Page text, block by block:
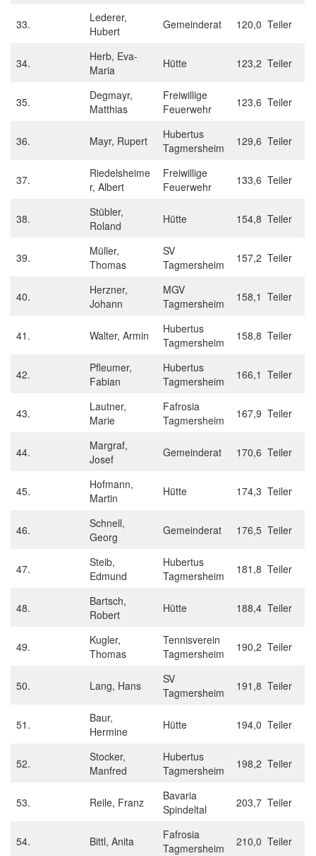
33.
Lederer,
Hubert
Gemeinderat 120,0 Teiler
34.
Herb, Eva-
Maria
Hütte 123,2 Teiler
35.
Degmayr,
Matthias
Freiwillige
Feuerwehr
123,6 Teiler
36. Mayr, Rupert
Hubertus
Tagmersheim
129,6 Teiler
37.
Riedelsheime
r, Albert
Freiwillige
Feuerwehr
133,6 Teiler
38.
Stübler,
Roland
Hütte 154,8 Teiler
39.
Müller,
Thomas
SV
Tagmersheim
157,2 Teiler
40.
Herzner,
Johann
MGV
Tagmersheim
158,1 Teiler
41. Walter, Armin
Hubertus
Tagmersheim
158,8 Teiler
42.
Pfleumer,
Fabian
Hubertus
Tagmersheim
166,1 Teiler
43.
Lautner,
Marie
Fafrosia
Tagmersheim
167,9 Teiler
44.
Margraf,
Josef
Gemeinderat 170,6 Teiler
45.
Hofmann,
Martin
Hütte 174,3 Teiler
46.
Schnell,
Georg
Gemeinderat 176,5 Teiler
47.
Steib,
Edmund
Hubertus
Tagmersheim
181,8 Teiler
48.
Bartsch,
Robert
Hütte 188,4 Teiler
49.
Kugler,
Thomas
Tennisverein
Tagmersheim
190,2 Teiler
50. Lang, Hans
SV
Tagmersheim
191,8 Teiler
51.
Baur,
Hermine
Hütte 194,0 Teiler
52.
Stocker,
Manfred
Hubertus
Tagmersheim
198,2 Teiler
53. Reile, Franz
Bavaria
Spindeltal
203,7 Teiler
54. Bittl, Anita
Fafrosia
Tagmersheim
210,0 Teiler